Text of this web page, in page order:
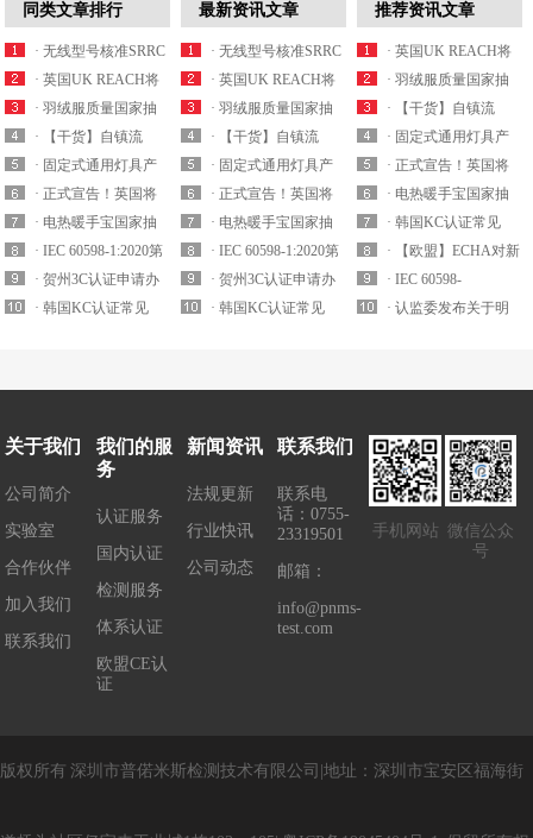
同类文章排行
· 无线型号核准SRRC
认证最新产品...
· 英国UK REACH将
于2021年实施...
· 羽绒服质量国家抽
查细则内容解析
· 【干货】自镇流
LED灯产品国家监...
· 固定式通用灯具产
品质量国抽要求解...
· 正式宣告！英国将
拒绝承认CE认证...
· 电热暖手宝国家抽
查实施细则要求解...
· IEC 60598-1:2020第
九版已于2020...
· 贺州3C认证申请办
理机构
· 韩国KC认证常见
最新资讯文章
· 无线型号核准SRRC
认证最新产品...
· 英国UK REACH将
于2021年实施...
· 羽绒服质量国家抽
查细则内容解析
· 【干货】自镇流
LED灯产品国家监...
· 固定式通用灯具产
品质量国抽要求解...
· 正式宣告！英国将
拒绝承认CE认证...
· 电热暖手宝国家抽
查实施细则要求解...
· IEC 60598-1:2020第
九版已于2020...
· 贺州3C认证申请办
理机构
· 韩国KC认证常见
推荐资讯文章
· 英国UK REACH将
于2021年实施...
· 羽绒服质量国家抽
查细则内容解析
· 【干货】自镇流
LED灯产品国家监...
· 固定式通用灯具产
品质量国抽要求解...
· 正式宣告！英国将
拒绝承认CE认证...
· 电热暖手宝国家抽
查实施细则要求解...
· 韩国KC认证常见
EMC电磁兼容标...
· 【欧盟】ECHA对新
一批潜在的S...
· IEC 60598-
1:20202020年8月17号
· 认监委发布关于明
关于我们
公司简介
实验室
合作伙伴
加入我们
联系我们
我们的服
务
认证服务
国内认证
检测服务
体系认证
欧盟CE认
证
新闻资讯
法规更新
行业快讯
公司动态
联系我们
联系电
话：0755-
23319501
邮箱：
info@pnms-
test.com
手机网站 微信公众
号
版权所有 深圳市普偌米斯检测技术有限公司 地址： 深圳市宝安区福海街